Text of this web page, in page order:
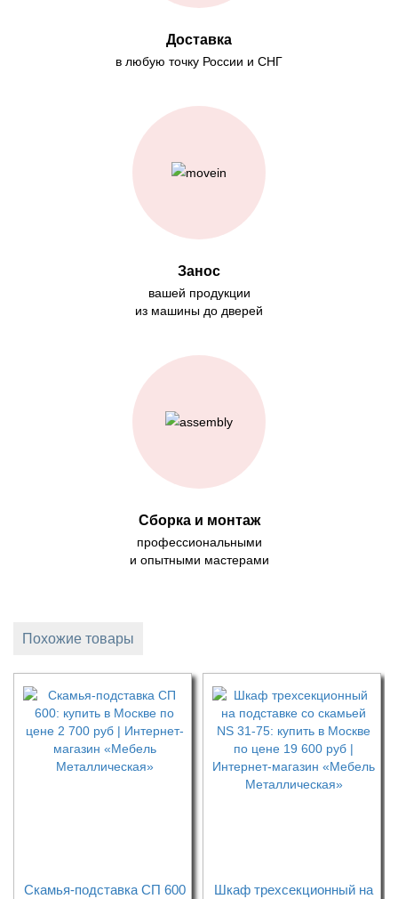
Доставка
в любую точку России и СНГ
Занос
вашей продукции
из машины до дверей
Сборка и монтаж
профессиональными
и опытными мастерами
Похожие товары
Скамья-подставка СП 600
Шкаф трехсекционный на